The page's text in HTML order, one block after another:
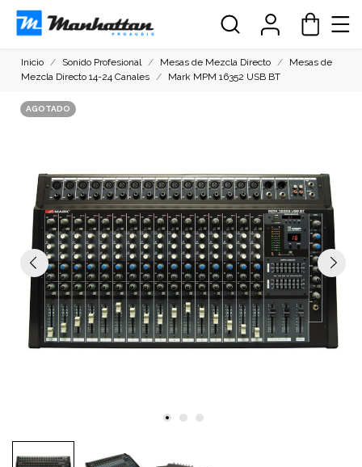
Inicio Sonido Profesional Mesas de Mezcla Directo
Mesas de
Mezcla Directo 14-24 Canales
Mark MPM 16352 USB BT
AGOTADO